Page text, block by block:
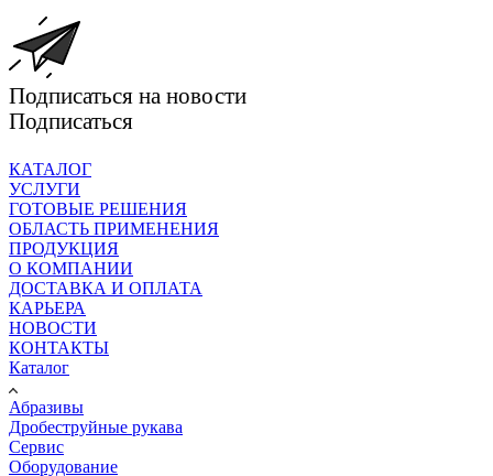
Подписаться на новости
Подписаться
КАТАЛОГ
УСЛУГИ
ГОТОВЫЕ РЕШЕНИЯ
ОБЛАСТЬ ПРИМЕНЕНИЯ
ПРОДУКЦИЯ
О КОМПАНИИ
ДОСТАВКА И ОПЛАТА
КАРЬЕРА
НОВОСТИ
КОНТАКТЫ
Каталог
Абразивы
Дробеструйные рукава
Сервис
Оборудование